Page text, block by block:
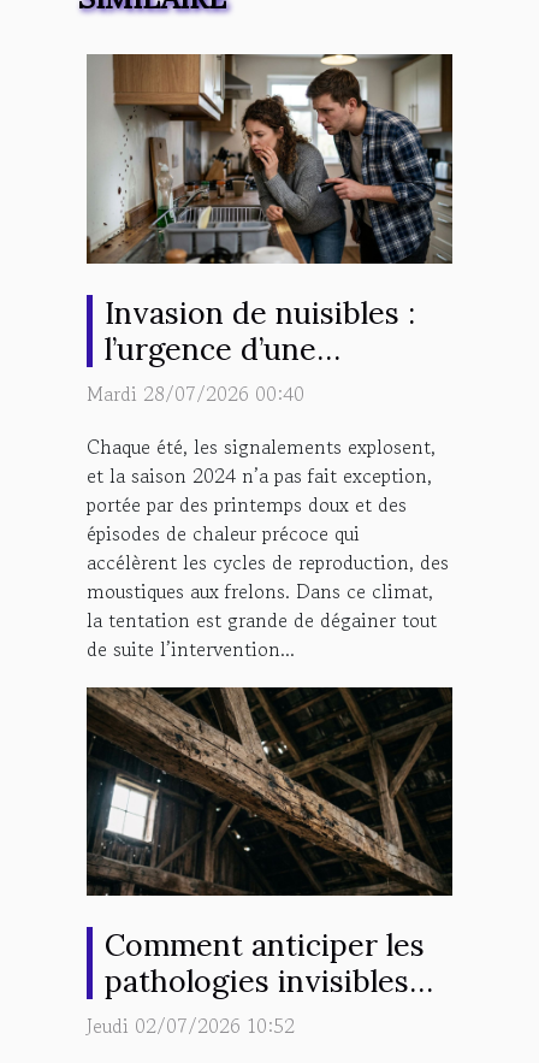
Invasion de nuisibles :
l’urgence d’une
intervention rapide est-
Mardi 28/07/2026 00:40
Chaque été, les signalements explosent,
et la saison 2024 n’a pas fait exception,
portée par des printemps doux et des
épisodes de chaleur précoce qui
accélèrent les cycles de reproduction, des
moustiques aux frelons. Dans ce climat,
la tentation est grande de dégainer tout
de suite l’intervention...
Comment anticiper les
pathologies invisibles
d’une charpente
Jeudi 02/07/2026 10:52